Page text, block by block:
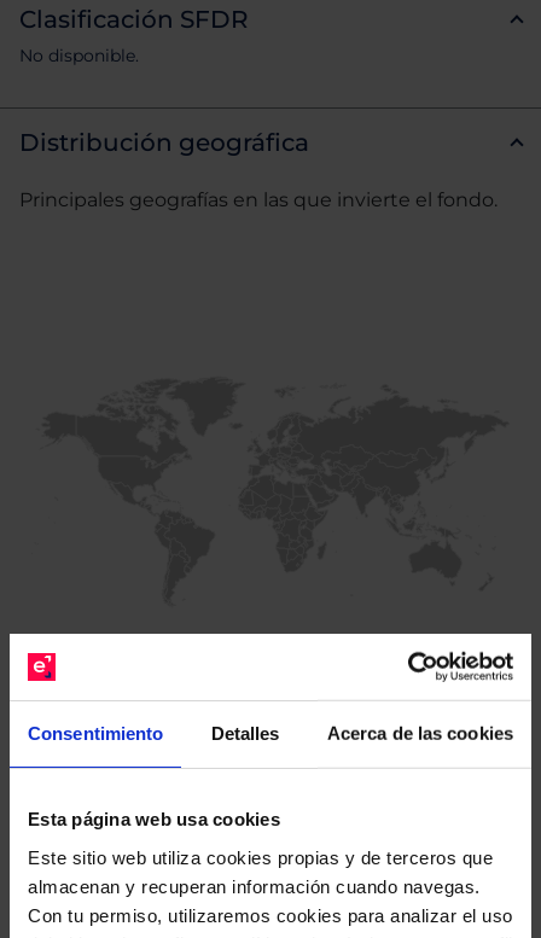
Consentimiento Detalles Acerca de las cookies
Esta página web usa cookies
Este sitio web utiliza cookies propias y de terceros que
almacenan y recuperan información cuando navegas.
Con tu permiso, utilizaremos cookies para analizar el uso
Clasificación SFDR
No disponible.
Distribución geográfica
Principales geografías en las que invierte el fondo.
Distribución geográfica
Otros